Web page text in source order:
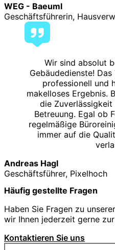
WEG - Baeuml
Geschäftsführerin,
Wir sind absolut
Gebäudedienste!
professionell und
makelloses Ergebnis.
die
Betreuung. Egal ob
regelmäßige
immer auf die
Andreas Hagl
Geschäftsführer, Pixelhoch
Häufig gestellte Fragen
Haben Sie Fragen zu
wir Ihnen jederzeit gerne
Kontaktieren Sie uns